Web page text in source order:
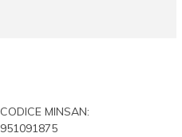
CODICE MINSAN:
951091875